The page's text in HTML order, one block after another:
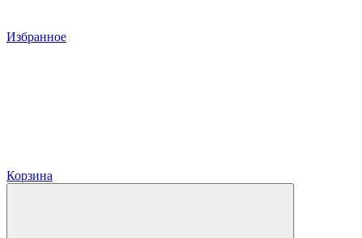
Избранное
Корзина